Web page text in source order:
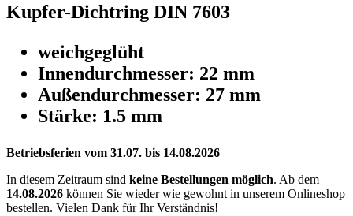
Kupfer-Dichtring DIN 7603
weichgeglüht
Innendurchmesser: 22 mm
Außendurchmesser: 27 mm
Stärke: 1.5 mm
Betriebsferien vom 31.07. bis 14.08.2026
In diesem Zeitraum sind keine Bestellungen möglich. Ab dem
14.08.2026 können Sie wieder wie gewohnt in unserem Onlineshop
bestellen. Vielen Dank für Ihr Verständnis!